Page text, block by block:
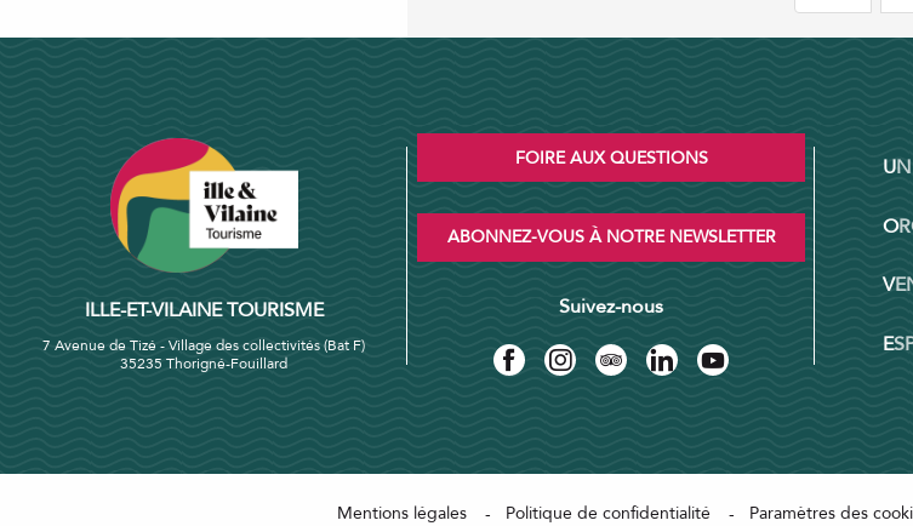
ILLE-ET-VILAINE TOURISME
7 Avenue de Tizé - Village des collectivités (Bat F)
35235 Thorigné-Fouillard
FOIRE AUX QUESTIONS
ABONNEZ-VOUS À NOTRE NEWSLETTER
Suivez-nous
Mentions légales Politique de confidentialité Paramètres des